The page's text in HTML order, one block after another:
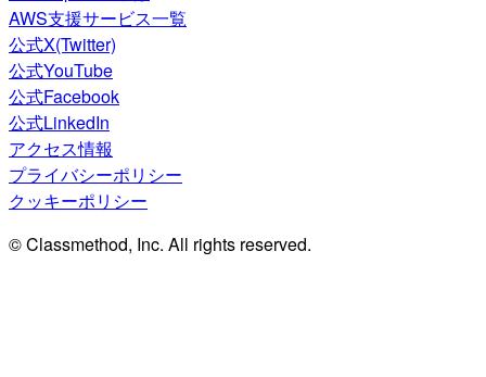
AWS支援サービス一覧
公式X(Twitter)
公式YouTube
公式Facebook
公式LinkedIn
アクセス情報
プライバシーポリシー
クッキーポリシー
© Classmethod, Inc. All rights reserved.